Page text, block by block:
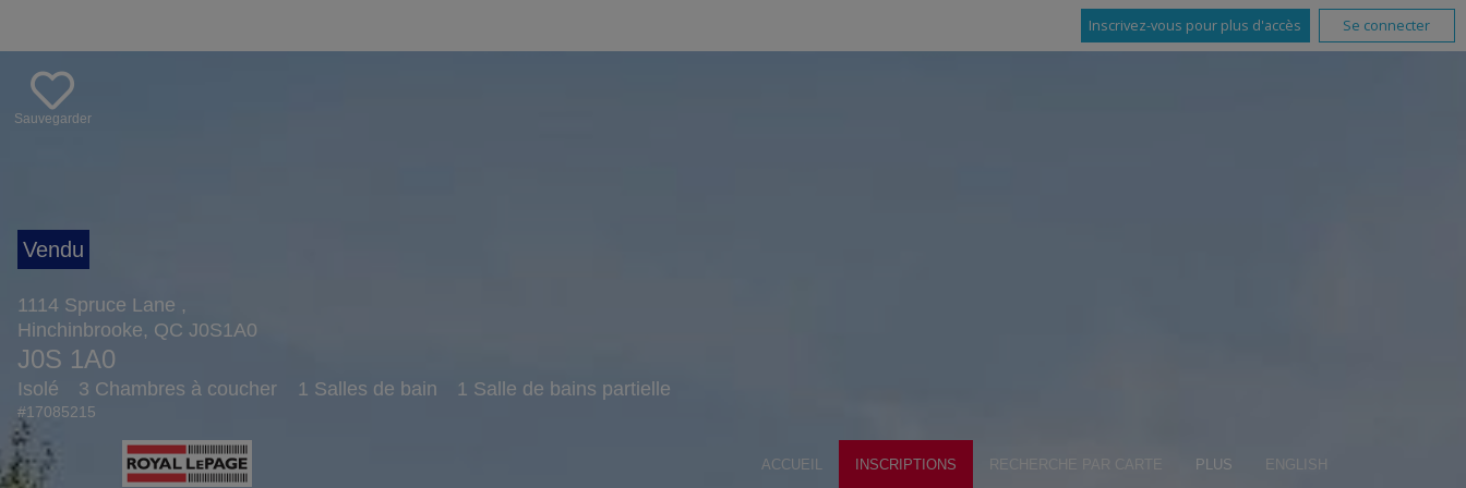
Inscrivez-vous pour plus d'accès Se connecter
Sauvegarder
1114 Spruce Lane ,
Hinchinbrooke, QC J0S1A0
J0S 1A0
Isolé 3 Chambres à coucher 1 Salles de bain 1 Salle de bains partielle
#17085215
ACCUEIL INSCRIPTIONS RECHERCHE PAR CARTE PLUS ENGLISH